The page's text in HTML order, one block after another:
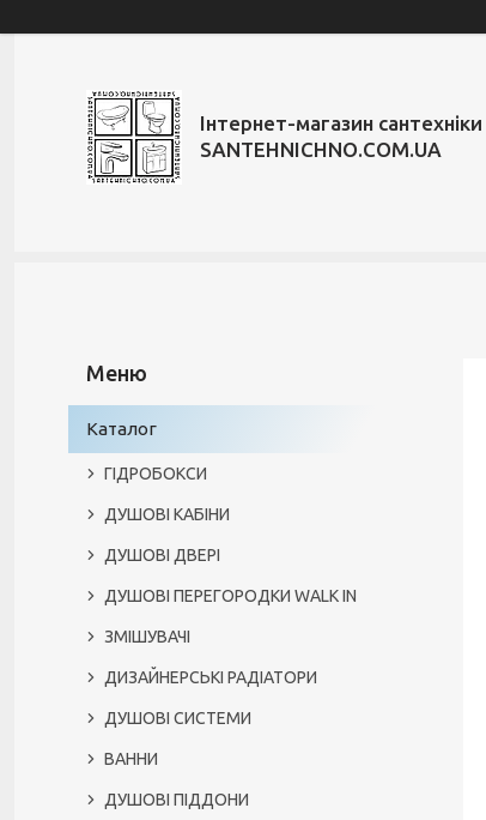
Інтернет-магазин сантехніки
SANTEHNICHNO.COM.UA
Каталог
ГІДРОБОКСИ
ДУШОВІ КАБІНИ
ДУШОВІ ДВЕРІ
ДУШОВІ ПЕРЕГОРОДКИ WALK IN
ЗМІШУВАЧІ
ДИЗАЙНЕРСЬКІ РАДІАТОРИ
ДУШОВІ СИСТЕМИ
ВАННИ
ДУШОВІ ПІДДОНИ